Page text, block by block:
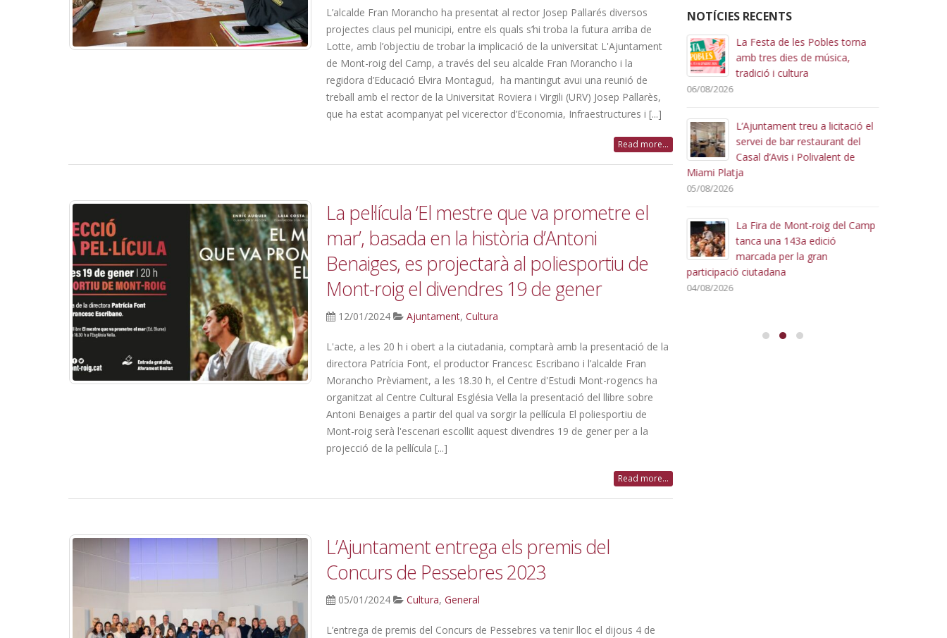
L’alcalde Fran Morancho ha presentat al rector Josep Pallarés diversos
projectes claus pel municipi, entre els quals s’hi troba la futura arriba de
Lotte, amb l’objectiu de trobar la implicació de la universitat L'Ajuntament
de Mont-roig del Camp, a través del seu alcalde Fran Morancho i la
regidora d’Educació Elvira Montagud, ha mantingut avui una reunió de
treball amb el rector de la Universitat Roviera i Virgili (URV) Josep Pallarès,
que ha estat acompanyat pel vicerector d’Economia, Infraestructures i [...]
Read more...
La pel·lícula ‘El mestre que va prometre el
mar’, basada en la història d’Antoni
Benaiges, es projectarà al poliesportiu de
Mont-roig el divendres 19 de gener
12/01/2024 Ajuntament, Cultura
L'acte, a les 20 h i obert a la ciutadania, comptarà amb la presentació de la
directora Patrícia Font, el productor Francesc Escribano i l’alcalde Fran
Morancho Prèviament, a les 18.30 h, el Centre d'Estudi Mont-rogencs ha
organitzat al Centre Cultural Església Vella la presentació del llibre sobre
Antoni Benaiges a partir del qual va sorgir la pel·lícula El poliesportiu de
Mont-roig serà l'escenari escollit aquest divendres 19 de gener per a la
projecció de la pel·lícula [...]
Read more...
L’Ajuntament entrega els premis del
Concurs de Pessebres 2023
05/01/2024 Cultura, General
L’entrega de premis del Concurs de Pessebres va tenir lloc el dijous 4 de
NOTÍCIES RECENTS
La Festa de les Pobles torna
La Fira de Mont-roig del Camp
tanca una 143a edició
marcada per la gran
participació ciutadana
04/08/2026
La línia de bus municipal
modifica els horaris a partir del
4 d’agost per les obres de la
nova rotonda d’accés
01/08/2026
Quique Moreno pren
possessió com a nou regidor
de l’Ajuntament de Mont-roig
del Camp
31/07/2026
L’Ajuntament de Mont-roig del
Camp reclama a Secomsa
mesures urgents per garantir
un servei de recollida de residus adequat
07/08/2026
L’Ajuntament de Mont-roig del
Camp recomana gaudir de
La plaça Girona reobre demà a
la circulació i estrena nous
espais d’ús ciutadà
06/08/2026
La Festa de les Pobles torna
amb tres dies de música,
tradició i cultura
06/08/2026
L’Ajuntament treu a licitació el
servei de bar restaurant del
Casal d’Avis i Polivalent de
Miami Platja
05/08/2026
La Fira de Mont-roig del Camp
tanca una 143a edició
marcada per la gran
participació ciutadana
04/08/2026